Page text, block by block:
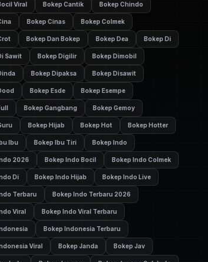
Viral Bokep Cantik Bokep Chindo
Bokep Cinas Bokep Colmek
Bokep Dan Bokep Bokep Dea Bokep Di
Sawit Bokep Digilir Bokep Dimobil
Bokep Dipaksa Bokep Disawit
Bokep Esde Bokep Esempe
Bokep Gangbang Bokep Gemoy
Bokep Hijab Bokep Hot Bokep Hotter
Ibu Bokep Ibu Tiri Bokep Indo
2026 Bokep Indo Bocil Bokep Indo Colmek
Di Bokep Indo Hijab Bokep Indo Live
Terbaru Bokep Indo Terbaru 2026
Viral Bokep Indo Viral Terbaru
Bokep Indonesia Terbaru
Viral Bokep Janda Bokep Jav